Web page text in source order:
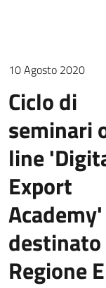
10 Agosto 2020
Ciclo di
seminari
line
Export
Regione